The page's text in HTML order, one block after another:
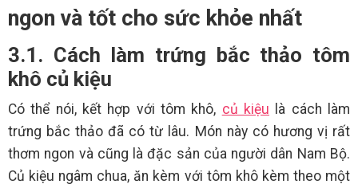
ngon và tốt cho sức khỏe nhất
3.1. Cách làm trứng bắc thảo tôm
khô củ kiệu
Có thể nói, kết hợp với tôm khô, củ kiệu là cách làm
trứng bắc thảo đã có từ lâu. Món này có hương vị rất
thơm ngon và cũng là đặc sản của người dân Nam Bộ.
Củ kiệu ngâm chua, ăn kèm với tôm khô kèm theo một